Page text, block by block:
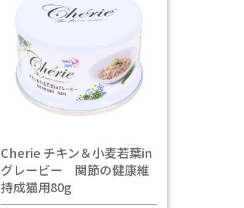
Cherie チキン＆小麦若葉in
グレービー 関節の健康維
持成猫用80g